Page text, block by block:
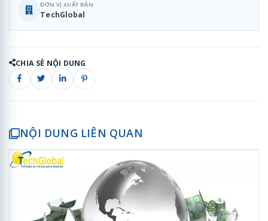
ĐƠN VỊ XUẤT BẢN
TechGlobal
CHIA SẺ NỘI DUNG
NỘI DUNG LIÊN QUAN